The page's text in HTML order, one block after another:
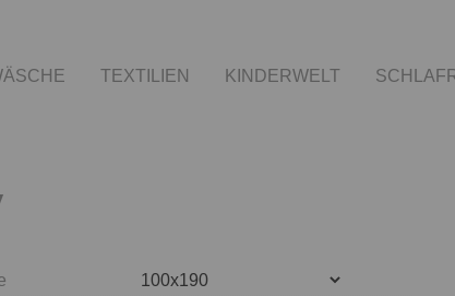
TEXTILIEN KINDERWELT